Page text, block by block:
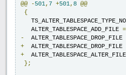
@@
-501, 7 +501, 8 @@
{
   ALTER_TABLESPACE_ADD_FILE
=
-
  ALTER_TABLESPACE_DROP_FILE
+
  ALTER_TABLESPACE_DROP_FILE
+
  ALTER_TABLESPACE_ALTER_FILE
};